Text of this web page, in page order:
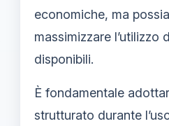
economiche, ma
massimizzare l’utilizzo
disponibili.
È fondamentale
strutturato durante